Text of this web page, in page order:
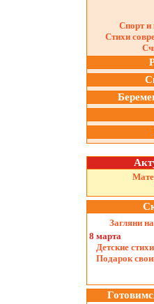
Спорт
Стихи
Загляни
8 марта
Детские
Подарок